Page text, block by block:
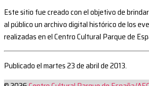
Este sitio fue creado con el objetivo de
al público un archivo digital histórico de los
realizadas en el Centro Cultural Parque de
Publicado el martes 23 de abril de 2013.